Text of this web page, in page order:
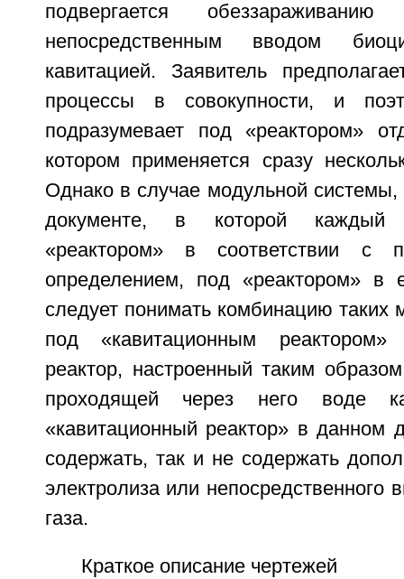
подвергается
непосредственным вводом
кавитацией. Заявитель
процессы в совокупности, и
подразумевает под «реактором»
котором применяется сразу
Однако в случае модульной
документе, в которой каждый
«реактором» в соответствии с
определением, под «реактором» в
следует понимать комбинацию таких
под «кавитационным реактором»
реактор, настроенный таким
проходящей через него воде
«кавитационный реактор» в данном
содержать, так и не содержать
электролиза или непосредственного
газа.
Краткое описание чертежей